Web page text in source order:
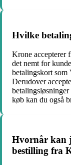
Hvilke
Krone accepterer
det nemt for
betalingskort som
Derudover
køb kan du også
Hvornår kan
bestilling fra